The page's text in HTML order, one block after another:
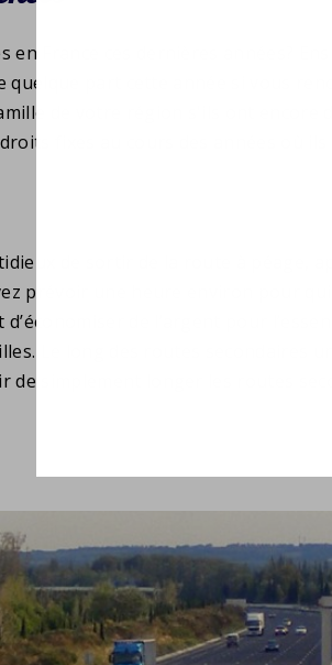
en France ces dernières années?
part cette année si vous
de votre région s'ils ont
fixes au cours des années où ils
de sortir de la route à péage,
prévoir une heure environ pour
de l’argent pour
Le long des routes secondaires
de simplement longer les routes